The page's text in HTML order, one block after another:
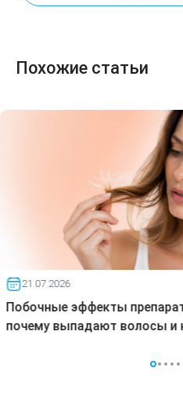
Похожие статьи
21.07.2026
Побочные эффекты
почему выпадают волосы и